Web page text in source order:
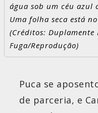
água sob um céu azul
Uma folha seca está
(Créditos: Duplamente
Fuga/Reprodução)
Puca se
de parceria, e